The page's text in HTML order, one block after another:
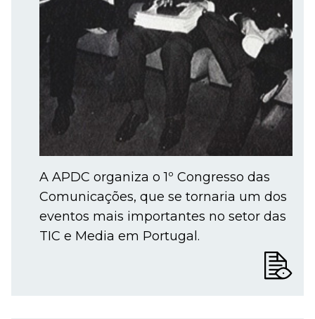
A APDC organiza o 1º Congresso das
Comunicações, que se tornaria um dos
eventos mais importantes no setor das
TIC e Media em Portugal.